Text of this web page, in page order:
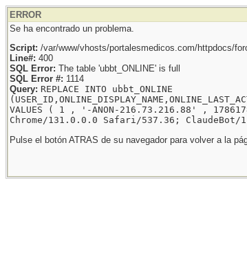
ERROR
Se ha encontrado un problema.
Script: /var/www/vhosts/portalesmedicos.com/httpdocs/
Line#: 400
SQL Error: The table 'ubbt_ONLINE' is full
SQL Error #: 1114
Query: REPLACE INTO ubbt_ONLINE
VALUES ( 1 , '-ANON-216.73.216.88' ,
Chrome/131.0.0.0 Safari/537.36;
Pulse el botón ATRAS de su navegador para volver a la